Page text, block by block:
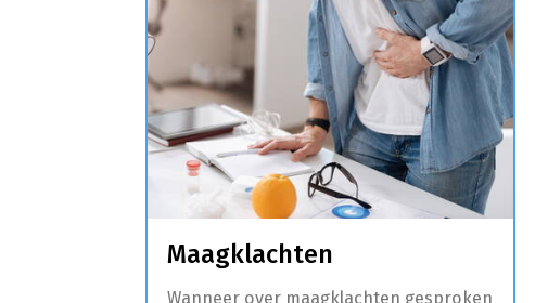
Maagklachten
Wanneer over maagklachten gesproken